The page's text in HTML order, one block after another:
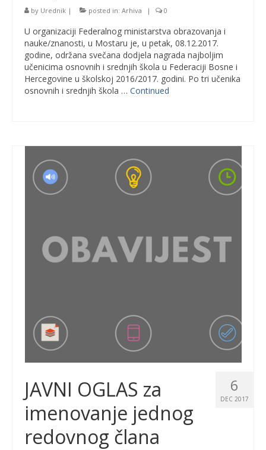
by Urednik | posted in: Arhiva | 0
U organizaciji Federalnog ministarstva obrazovanja i
nauke/znanosti, u Mostaru je, u petak, 08.12.2017.
godine, održana svečana dodjela nagrada najboljim
učenicima osnovnih i srednjih škola u Federaciji Bosne i
Hercegovine u školskoj 2016/2017. godini. Po tri učenika
osnovnih i srednjih škola … Continued
6
DEC 2017
JAVNI OGLAS za
imenovanje jednog
redovnog člana